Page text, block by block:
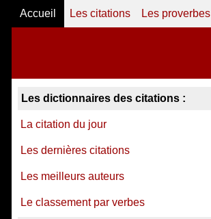
Accueil Les citations Les proverbes
Les dictionnaires des citations :
La citation du jour
Les dernières citations
Les meilleurs auteurs
Le classement par verbes